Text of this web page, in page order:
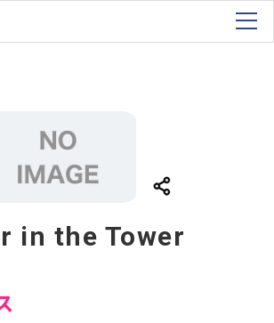
in the Tower